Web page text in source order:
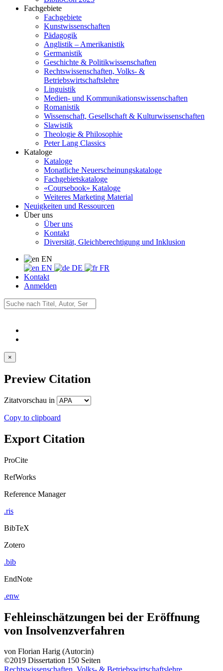
Fachgebiete
Fachgebiete
Kunstwissenschaften
Pädagogik
Anglistik – Amerikanistik
Germanistik
Geschichte & Politikwissenschaften
Rechtswissenschaften, Volks- &
Betriebswirtschaftslehre
Linguistik
Medien- und Kommunikationswissenschaften
Romanistik
Wissenschaft, Gesellschaft & Kulturwissenschaften
Slawistik
Theologie & Philosophie
Peter Lang Classics
Kataloge
Kataloge
Monatliche Neuerscheinungskataloge
Fachgebietskataloge
«Coursebook» Kataloge
Weiteres Marketing Material
Neuigkeiten und Ressourcen
Über uns
Über uns
Kontakt
Diversität, Gleichberechtigung und Inklusion
EN
EN
DE
FR
Kontakt
Anmelden
×
Preview Citation
Zitatvorschau in
Copy to clipboard
Export Citation
ProCite
RefWorks
Reference Manager
.ris
BibTeX
Zotero
.bib
EndNote
.enw
Fehleinschätzungen bei der Eröffnung
von Insolvenzverfahren
von Florian Harig (Autor:in)
©2019 Dissertation 150 Seiten